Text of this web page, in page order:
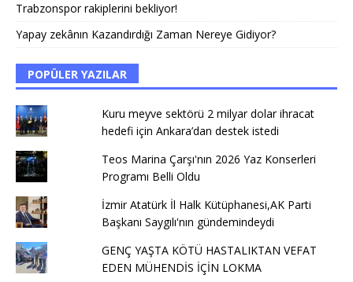
Trabzonspor rakiplerini bekliyor!
Yapay zekânın Kazandırdığı Zaman Nereye Gidiyor?
POPÜLER YAZILAR
Kuru meyve sektörü 2 milyar dolar ihracat
hedefi için Ankara’dan destek istedi
Teos Marina Çarşı'nın 2026 Yaz Konserleri
Programı Belli Oldu
İzmir Atatürk İl Halk Kütüphanesi,AK Parti
Başkanı Saygılı'nın gündemindeydi
GENÇ YAŞTA KÖTÜ HASTALIKTAN VEFAT
EDEN MÜHENDİS İÇİN LOKMA